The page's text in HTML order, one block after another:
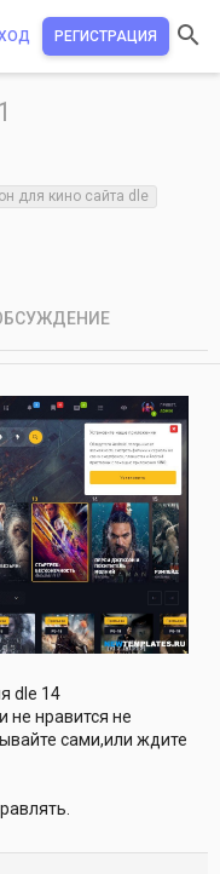
РЕГИСТРАЦИЯ
1
для кино сайта dle
dle 14
не нравится не
сами,или ждите